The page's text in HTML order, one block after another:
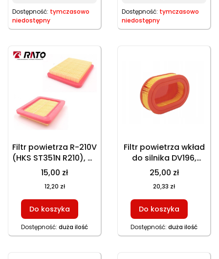
Dostępność: tymczasowo
niedostępny
Dostępność: tymczasowo
niedostępny
Filtr powietrza R-210V
(HKS ST351N R210), R-
210VE (HKS ST351NE
R210), R-225V (HKS
ST353N R225), R-
225VE (HKS ST353NE
R225), wkład,
132,5x113,5x21 mm
15,00 zł
12,20 zł
Do koszyka
Dostępność: duża ilość
Filtr powietrza wkład
do silnika DV196,
DV225 32x93x127
mm, 5314
25,00 zł
20,33 zł
Do koszyka
Dostępność: duża ilość